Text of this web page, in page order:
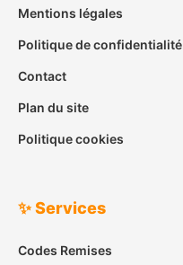
Mentions légales
Politique de confidentialité
Contact
Plan du site
Politique cookies
✨ Services
Codes Remises